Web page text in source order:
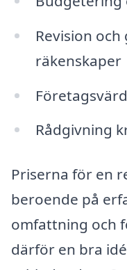
Revision
räkenskaper
Rådgivning
Priserna för en
beroende på
omfattning och
därför en bra